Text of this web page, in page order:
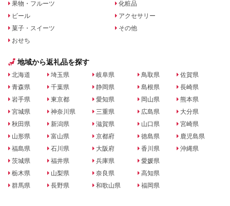
果物・フルーツ
ビール
菓子・スイーツ
おせち
化粧品
アクセサリー
その他
地域から返礼品を探す
北海道
青森県
岩手県
宮城県
秋田県
山形県
福島県
茨城県
栃木県
群馬県
埼玉県
千葉県
東京都
神奈川県
新潟県
富山県
石川県
福井県
山梨県
長野県
岐阜県
静岡県
愛知県
三重県
滋賀県
京都府
大阪府
兵庫県
奈良県
和歌山県
鳥取県
島根県
岡山県
広島県
山口県
徳島県
香川県
愛媛県
高知県
福岡県
佐賀県
長崎県
熊本県
大分県
宮崎県
鹿児島県
沖縄県